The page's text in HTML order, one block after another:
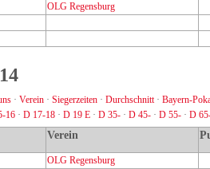
OLG Regensburg
· Verein · Siegerzeiten · Durchschnitt· Bayern-
16 · D 17-18 · D 19 E · D 35- · D 45- · D 55- · D
Verein
OLG Regensburg